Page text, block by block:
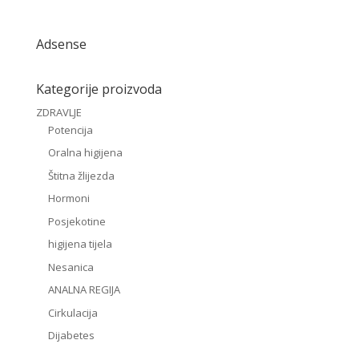
Adsense
Kategorije proizvoda
ZDRAVLJE
Potencija
Oralna higijena
Štitna žlijezda
Hormoni
Posjekotine
higijena tijela
Nesanica
ANALNA REGIJA
Cirkulacija
Dijabetes